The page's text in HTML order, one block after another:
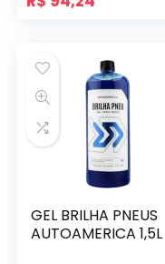
GEL BRILHA PNEUS
AUTOAMERICA 1,5L